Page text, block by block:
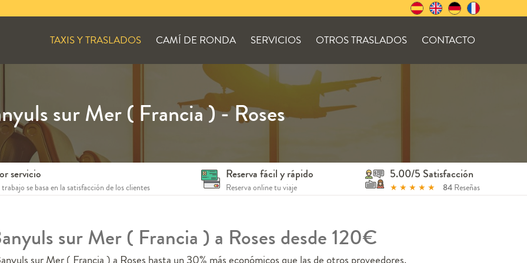
TAXIS Y TRASLADOS CAMÍ DE RONDA SERVICIOS OTROS TRASLADOS CONTACTO
servicio
se basa en la satisfacción de los clientes
Reserva fácil y rápido
Reserva online tu viaje
5.00/5 Satisfacción
★ ★ ★ ★ ★ 84Reseñas
sur Mer ( Francia ) - Roses
sur Mer ( Francia ) a Roses desde 120€
sur Mer ( Francia ) a Roses hasta un 30% más económicos que las de otros proveedores.